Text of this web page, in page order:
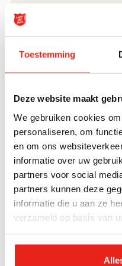
Toestemming
Deze website maakt
We gebruiken cookies
personaliseren, om
en om ons
informatie over uw
partners voor social
partners kunnen deze
informatie die u aan ze
verzameld op basis van
die
spelen
werk of
netwerk. Meestal
met justitie. In een
straat hoeven te
tot minder gebruik
de deelnemer gaan
problemen op te
dagbesteding te
Volwassenen